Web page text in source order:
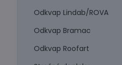
Odkvap Lindab/ROVA
Odkvap Bramac
Odkvap Roofart